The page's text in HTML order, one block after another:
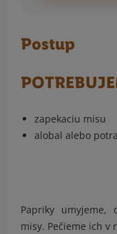
Postup
zapekaciu misu
alobal alebo
Papriky umyjeme,
misy. Pečieme ich v